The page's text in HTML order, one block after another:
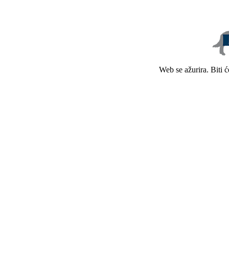
Web se ažurira. Biti